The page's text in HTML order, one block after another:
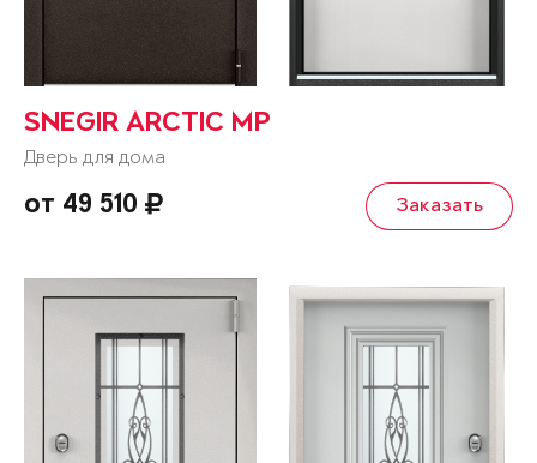
SNEGIR ARCTIC MP
Дверь для дома
от 49 510 Заказать